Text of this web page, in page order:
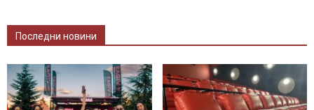
Последни новини